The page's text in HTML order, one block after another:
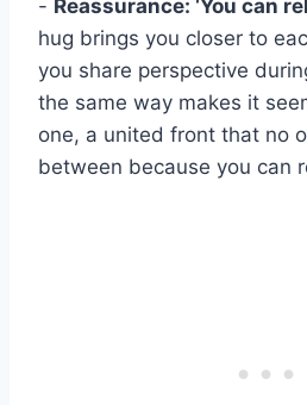
- Reassurance: ‘You can
hug brings you closer to
you share perspective
the same way makes it
one, a united front that no
between because you can